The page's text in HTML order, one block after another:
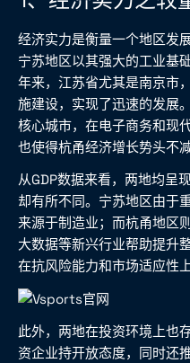
经济实力是衡量一个地区发
宁苏地区以其强大的工业基
年来，江苏省尤其是南京市
施建设，实现了迅速的发展
核心城市，在电子商务和现
也使得杭甬经济增长势头不减
从GDP数据来看，两地均呈
却有所不同。宁苏地区由于
来源于制造业；而杭甬地区
大数据等新兴行业帮助提升
在抗风险能力和市场适应性
此外，两地在投资环境上也
资企业持开放态度，同时还